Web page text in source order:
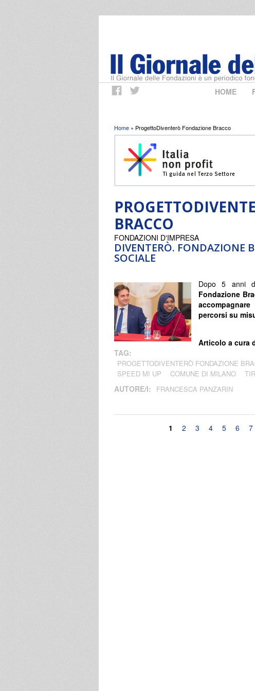
HOME
Tu sei qui
Home » ProgettoDiventerò Fondazione Bracco
BRACCO
DIVENTERÒ. FONDAZIONE
SOCIALE
FONDAZIONI D'IMPRESA
Dopo 5 anni
Fondazione
percorsi su
Articolo a cura
TAG:
PROGETTODIVENTERÒ FONDAZIONE
SPEED MI UP
COMUNE DI MILANO
AUTORE/I: FRANCESCA PANZARIN
1 2 3 4 5 6 7